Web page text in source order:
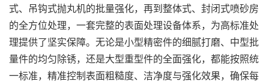
式、吊钩式抛丸机的批量强化，再到整体式、封闭式喷砂房
的全方位处理，一套完整的表面处理设备体系，为高标准处
理提供了坚实保障。无论是小型精密件的细腻打磨、中型批
量件的均匀除锈，还是大型重型件的全面强化，都能按照统
一标准，精准控制表面粗糙度、洁净度与强化效果，确保每